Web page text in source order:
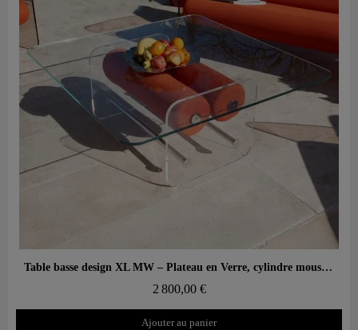
Aperçu rapide Table basse design XL MW – Plateau en Verre, cylindre mousse alvéolaire
2 800,00 €
Ajouter au panier